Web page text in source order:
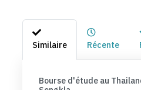
Similaire Récente
Bourse d'étude au